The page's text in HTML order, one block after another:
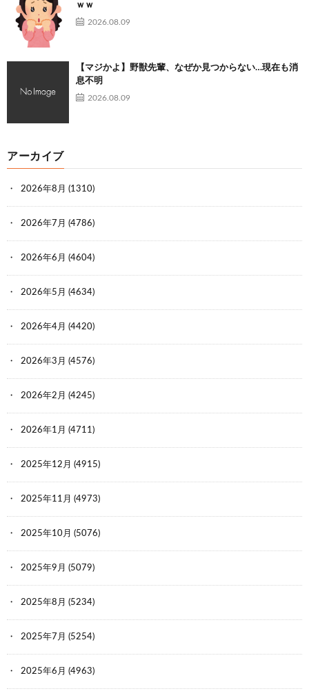
ｗｗ
2026.08.09
【マジかよ】野獣先輩、なぜか見つからない…現在も消
息不明
2026.08.09
アーカイブ
2026年8月 (1310)
2026年7月 (4786)
2026年6月 (4604)
2026年5月 (4634)
2026年4月 (4420)
2026年3月 (4576)
2026年2月 (4245)
2026年1月 (4711)
2025年12月 (4915)
2025年11月 (4973)
2025年10月 (5076)
2025年9月 (5079)
2025年8月 (5234)
2025年7月 (5254)
2025年6月 (4963)